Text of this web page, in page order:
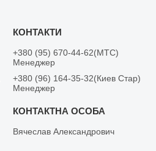
+380 (95) 670-44-62 МТС
Менеджер
+380 (96) 164-35-32 Киев Стар
Менеджер
Вячеслав Александрович